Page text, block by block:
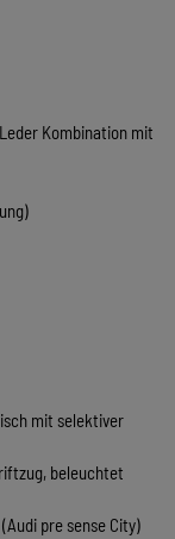
Kombination mit
mit selektiver
beleuchtet
pre sense City)